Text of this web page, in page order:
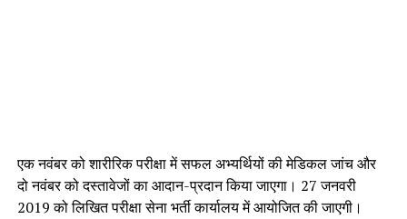
एक नवंबर को शारीरिक परीक्षा में सफल अभ्यर्थियों की मेडिकल जांच और
दो नवंबर को दस्तावेजों का आदान-प्रदान किया जाएगा। 27 जनवरी
2019 को लिखित परीक्षा सेना भर्ती कार्यालय में आयोजित की जाएगी।